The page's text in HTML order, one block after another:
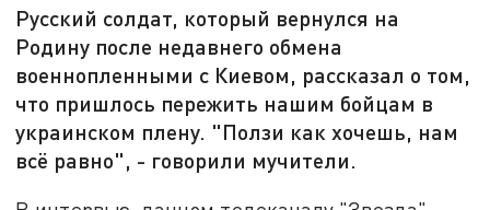
Русский солдат, который вернулся на
Родину после недавнего обмена
военнопленными с Киевом, рассказал о том,
что пришлось пережить нашим бойцам в
украинском плену. "Ползи как хочешь, нам
всё равно", - говорили мучители.